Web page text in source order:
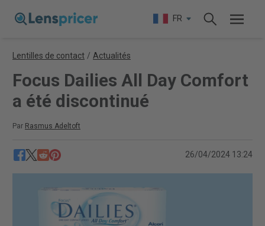
FR
Lentilles de contact / Actualités
Focus Dailies All Day Comfort
a été discontinué
Par Rasmus Adeltoft
26/04/2024 13:24